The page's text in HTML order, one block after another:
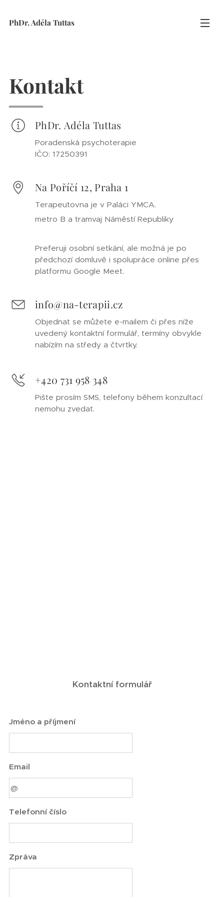
PhDr. Adéla Tuttas
Kontakt
PhDr. Adéla Tuttas
Poradenská psychoterapie
IČO: 17250391
Na Poříčí 12, Praha 1
Terapeutovna je v Paláci YMCA.
metro B a tramvaj Náměstí Republiky
Preferuji osobní setkání, ale možná je po
předchozí domluvě i spolupráce online přes
platformu Google Meet.
info@na-terapii.cz
Objednat se můžete e-mailem či přes níže
uvedený kontaktní formulář, termíny obvykle
nabízím na středy a čtvrtky.
+420 731 958 348
Pište prosím SMS, telefony během konzultací
nemohu zvedat.
Kontaktní formulář
Jméno a příjmení
Email
Telefonní číslo
Zpráva